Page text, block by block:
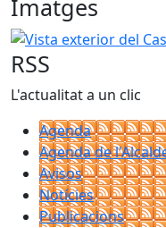
Imatges
Vista exterior del
RSS
L'actualitat a un clic
Agenda
Agenda de
Avisos
Notícies
Publicacions